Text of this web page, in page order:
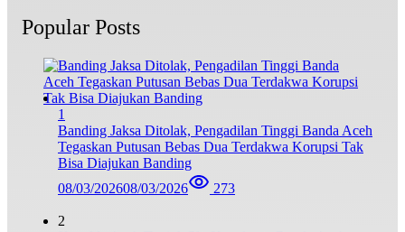
Popular Posts
1
Banding Jaksa Ditolak, Pengadilan Tinggi Banda Aceh
Tegaskan Putusan Bebas Dua Terdakwa Korupsi Tak
Bisa Diajukan Banding
08/03/202608/03/2026 273
2